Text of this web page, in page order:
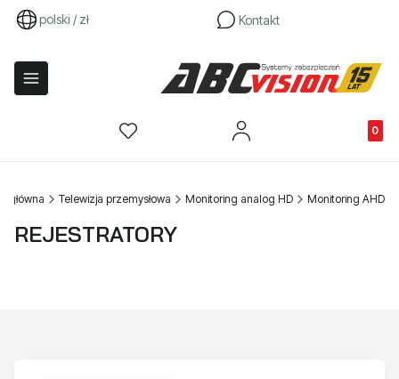
polski / zł Kontakt
główna Telewizja przemysłowa Monitoring analog HD Monitoring AHD
REJESTRATORY